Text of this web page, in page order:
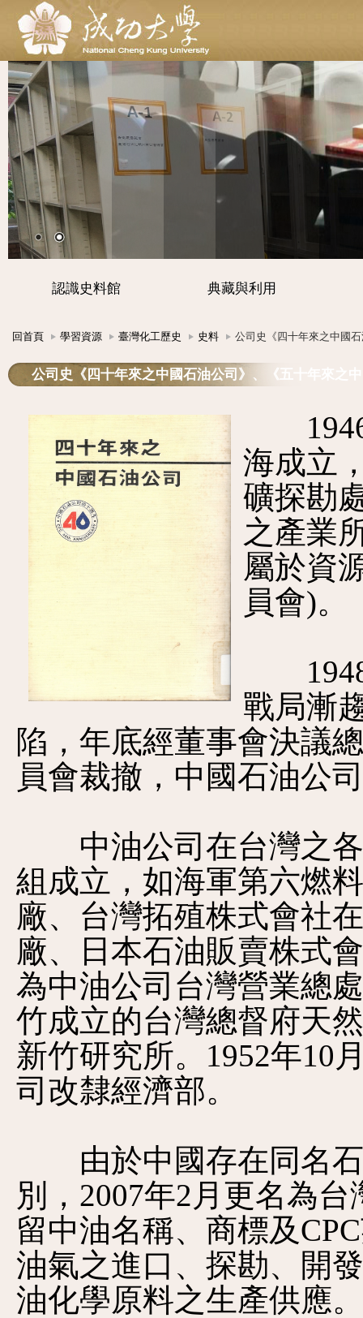
認識史料館 典藏與利用
回首頁 學習資源 臺灣化工歷史 史料 公司史《四十年來之中國
公司史《四十年來之中國石油公司》、《五十年來之
1946
海成立
礦探勘
之產業
屬於資
員會)。
1948
戰局漸
陷，年底經董事會決議
員會裁撤，中國石油公
中油公司在台灣之各
組成立，如海軍第六燃
廠、台灣拓殖株式會社
廠、日本石油販賣株式
為中油公司台灣營業總
竹成立的台灣總督府天
新竹研究所。1952年10
司改隸經濟部。
由於中國存在同名石
別，2007年2月更名為
留中油名稱、商標及
油氣之進口、探勘、開
油化學原料之生產供應。